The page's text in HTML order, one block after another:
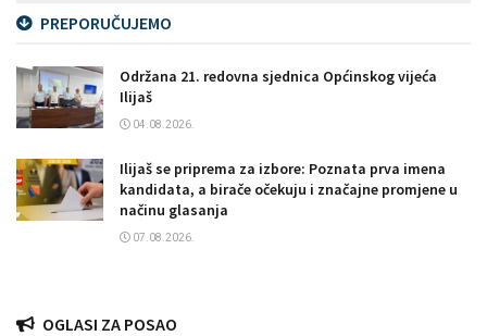
PREPORUČUJEMO
Održana 21. redovna sjednica Općinskog vijeća
Ilijaš
04.08.2026.
Ilijaš se priprema za izbore: Poznata prva imena
kandidata, a birače očekuju i značajne promjene u
načinu glasanja
07.08.2026.
OGLASI ZA POSAO